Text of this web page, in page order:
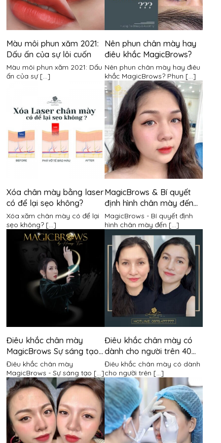
Màu môi phun xăm 2021:
Dấu ấn của sự lôi cuốn
Màu môi phun xăm 2021: Dấu
ấn của sự [...]
Nên phun chân mày hay
điêu khắc MagicBrows?
Nên phun chân mày hay điêu
khắc MagicBrows? Phun [...]
Xóa chân mày bằng laser
có để lại sẹo không?
Xóa xăm chân mày có để lại
sẹo không? [...]
MagicBrows & Bí quyết
định hình chân mày đến
từ Master Hương Trà
MagicBrows - Bí quyết định
hình chân mày đến [...]
Điêu khắc chân mày
MagicBrows Sự sáng tạo
phá cách
Điêu khắc chân mày
MagicBrows - Sự sáng tạo [...]
Điêu khắc chân mày có
dành cho người trên 40
tuổi?
Điêu khắc chân mày có dành
cho người trên [...]